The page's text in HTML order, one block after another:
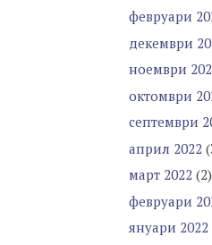
февруари
декември
ноември
октомври
септември
април 2022
март 2022 (2)
февруари
януари 2022